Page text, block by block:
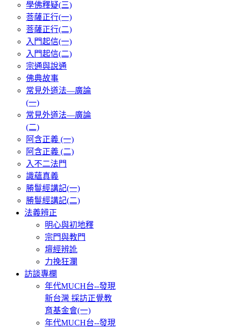
學佛釋疑(三)
菩薩正行(一)
菩薩正行(二)
入門起信(一)
入門起信(二)
宗通與說通
佛典故事
常見外道法—廣論
(一)
常見外道法—廣論
(二)
阿含正義 (一)
阿含正義 (二)
入不二法門
識蘊真義
勝鬘經講記(一)
勝鬘經講記(二)
法義辨正
明心與初地釋
宗門與教門
壇經辨訛
力挽狂瀾
訪談專欄
年代MUCH台--發現
新台灣 採訪正覺教
育基金會(一)
年代MUCH台--發現